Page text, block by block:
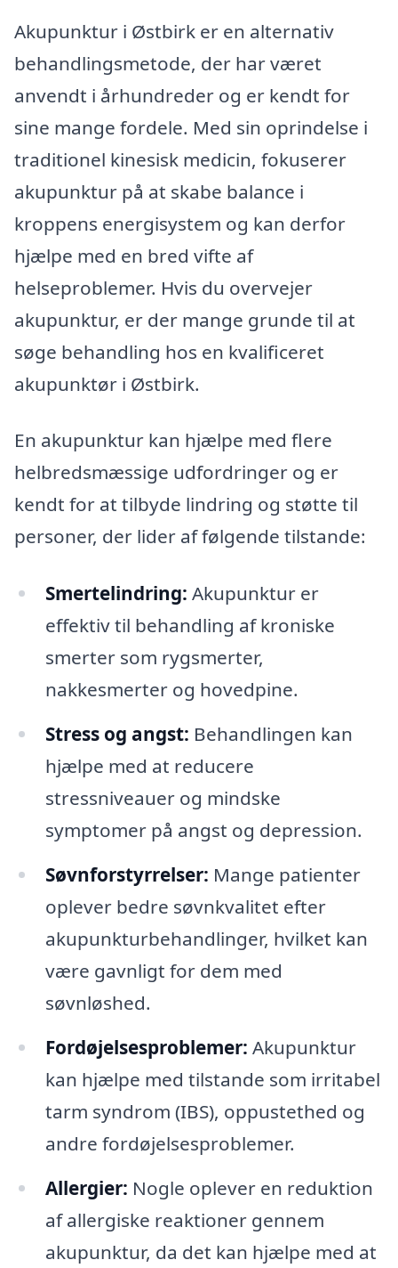
Akupunktur i Østbirk er en alternativ
behandlingsmetode, der har været
anvendt i århundreder og er kendt for
sine mange fordele. Med sin oprindelse i
traditionel kinesisk medicin, fokuserer
akupunktur på at skabe balance i
kroppens energisystem og kan derfor
hjælpe med en bred vifte af
helseproblemer. Hvis du overvejer
akupunktur, er der mange grunde til at
søge behandling hos en kvalificeret
akupunktør i Østbirk.
En akupunktur kan hjælpe med flere
helbredsmæssige udfordringer og er
kendt for at tilbyde lindring og støtte til
personer, der lider af følgende tilstande:
Smertelindring: Akupunktur er
effektiv til behandling af kroniske
smerter som rygsmerter,
nakkesmerter og hovedpine.
Stress og angst: Behandlingen kan
hjælpe med at reducere
stressniveauer og mindske
symptomer på angst og depression.
Søvnforstyrrelser: Mange patienter
oplever bedre søvnkvalitet efter
akupunkturbehandlinger, hvilket kan
være gavnligt for dem med
søvnløshed.
Fordøjelsesproblemer: Akupunktur
kan hjælpe med tilstande som irritabel
tarm syndrom (IBS), oppustethed og
andre fordøjelsesproblemer.
Allergier: Nogle oplever en reduktion
af allergiske reaktioner gennem
akupunktur, da det kan hjælpe med at